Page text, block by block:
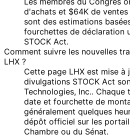
d'achats et $64K de
sont des estimations
fourchettes de déclaration
STOCK Act.
Comment suivre les nouvelles
LHX ?
Cette page LHX est mise à
divulgations STOCK Act
Technologies, Inc..
date et fourchette de
généralement quelques
dépôt officiel sur les
Chambre ou du Sénat.